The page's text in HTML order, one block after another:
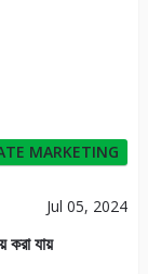
MARKETING
Jul 05, 2024
করা যায়